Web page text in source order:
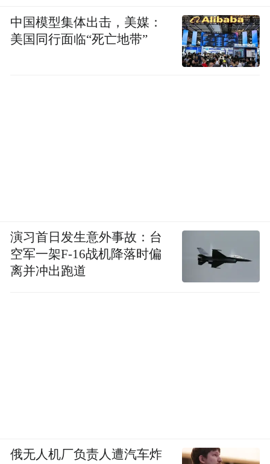
中国模型集体出击，美媒：
美国同行面临“死亡地带”
演习首日发生意外事故：台
空军一架F-16战机降落时偏
离并冲出跑道
俄无人机厂负责人遭汽车炸